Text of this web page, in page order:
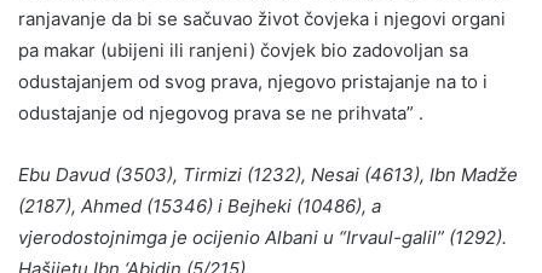
ranjavanje da bi se sačuvao život čovjeka i njegovi organi
pa makar (ubijeni ili ranjeni) čovjek bio zadovoljan sa
odustajanjem od svog prava, njegovo pristajanje na to i
odustajanje od njegovog prava se ne prihvata” .
Ebu Davud (3503), Tirmizi (1232), Nesai (4613), Ibn Madže
(2187), Ahmed (15346) i Bejheki (10486), a
vjerodostojnimga je ocijenio Albani u “Irvaul-galil” (1292).